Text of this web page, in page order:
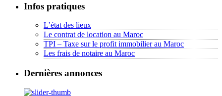
Infos pratiques
L’état des lieux
Le contrat de location au Maroc
TPI – Taxe sur le profit immobilier au Maroc
Les frais de notaire au Maroc
Dernières annonces